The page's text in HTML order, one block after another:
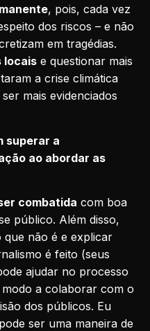
, pois, cada vez
dos riscos – e não
em tragédias.
locais e questionar mais
a crise climática
mais evidenciados
superar a
ao abordar as
combatida com boa
público. Além disso,
que não é e explicar
é feito (seus
ajudar no processo
modo a colaborar com o
dos públicos. Eu
ser uma maneira de